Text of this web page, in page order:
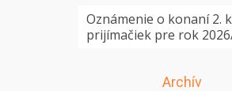
Oznámenie o konaní 2.
prijímačiek pre rok
Archív